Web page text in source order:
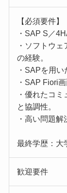
【必須要件】
・SAP S／
・ソフトウ
の経験。
・SAPを用い
・SAP Fiori
・優れたコ
と協調性。
・高い問題解
最終学歴：大
歓迎要件